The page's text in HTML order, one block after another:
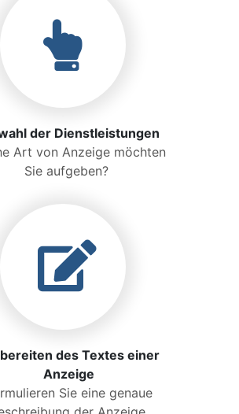
der Dienstleistungen
Art von Anzeige möchten
Sie aufgeben?
des Textes einer
Anzeige
Sie eine genaue